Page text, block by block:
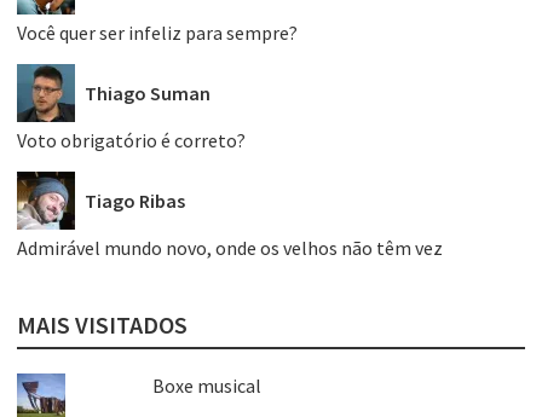
Você quer ser infeliz para sempre?
Thiago Suman
Voto obrigatório é correto?
Tiago Ribas
Admirável mundo novo, onde os velhos não têm vez
MAIS VISITADOS
Boxe musical